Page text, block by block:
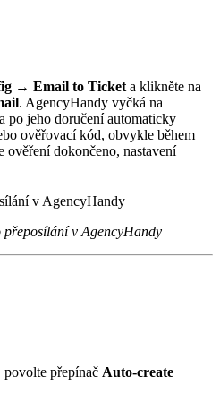
→ Email to Ticketa klikněte na
. AgencyHandy vyčká na
po jeho doručení automaticky
ověřovací kód, obvykle během
ověření dokončeno, nastavení
v AgencyHandy
povolte přepínač Auto-create